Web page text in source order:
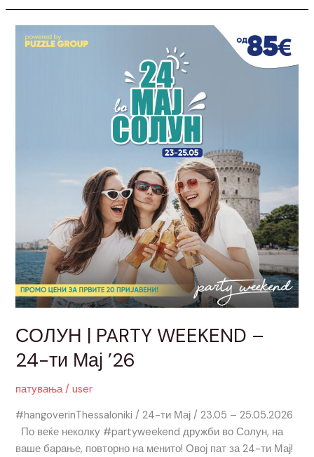
СОЛУН | PARTY WEEKEND –
24-ти Мај ’26
патувања/user
#hangoverinThessaloniki / 24-ти Мај / 23.05 – 25.05.2026
По веќе неколку #partyweekend дружби во Солун, на
ваше барање, повторно на менито! Овој пат за 24-ти Мај!
СОЛУН